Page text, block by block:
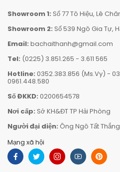
Showroom 1: Số 77 Tô Hiệu, Lê
Showroom 2: Số 539 Ngô Gia Tự,
Email: bachaithanh@gmail.com
Tel: (0225) 3.851.265 - 3.611 565
Hotline: 0352.383.856 (Ms.Vy) -
0961.448.580
Số ĐKKD: 0200654578
Nơi cấp: Sở KH&ĐT TP Hải Phòng
Người đại diện: Ông Ngô Tất Thắng
Mạng xã hội